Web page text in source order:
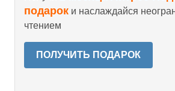
подарок и наслаждайся
чтением
ПОЛУЧИТЬ ПОДАРОК